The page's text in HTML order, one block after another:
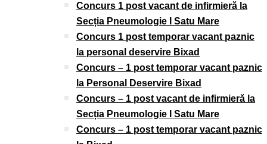
Concurs 1 post vacant de infirmieră la
Secția Pneumologie I Satu Mare
Concurs 1 post temporar vacant paznic
la personal deservire Bixad
Concurs – 1 post temporar vacant paznic
la Personal Deservire Bixad
Concurs – 1 post vacant de infirmieră la
Secția Pneumologie I Satu Mare
Concurs – 1 post temporar vacant paznic